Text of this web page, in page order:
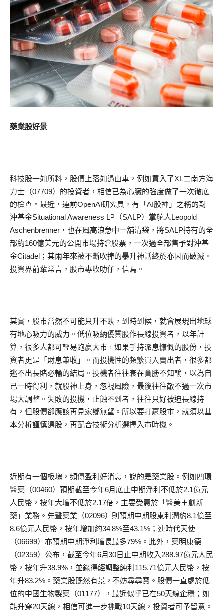
藥業股好景
科技股一如所料，股價上落如過山車，例如買入了XL二南方海
力士（07709）的投資者，相信已為心臟的強度做了一次徹底
的檢查。最近，連前OpenAI研究員，有「AI股神」之稱的對
沖基金Situational Awareness LP（SALP）掌舵人Leopold
Aschenbrenner，也在風高浪急中一舖清袋，將SALP持有的全
部約160億美元的公開市場持倉股票，一次過全部售予對沖基
金Citadel；其兩年來被不斷吹捧的暴升神話終於亦因而破滅。
投資界前輩常言，股市專收叻仔，信焉。
其實，股市當然不可能只升不跌，到時到候，就會展現出地球
有地心吸力的威力。低位吸納優質股作長線投資者，以年計
算，很多人都可輕易跑贏大市，如果手持派息慷慨的股份，投
資者更是「財息兼收」。而投機性的頻繁買入賣出者，很多都
逃不出長賭必輸的結局。投機者往往衰在貪勝不知輸，以為自
己一時得利，就股神上身，忽視風險，最後往往敵不過一次市
場大調整。失敗的投機，止蝕不到者，往往只好被迫長線持
有，但股價卻應該再見家鄉無望。所以要打贏股市，就須以基
本分析謹慎選股，再配合技術分析選擇入市時機。
近期有一個板塊，頻傳盈利好消息，說的是藥業股。例如四環
醫藥（00460）預期截至今年6月底止中期淨利不低於2.1億元
人民幣，按年大增不低於2.17倍，主要受惠於「醫美＋創新
藥」業務。先聲藥業（02096）則預期中期股東利潤約8.1億至
8.6億元人民幣，按年增加約34.8%至43.1%；連時代天使
（06699）亦預期中期淨利增長最多79%。此外，藥明康德
（02359）公布，截至今年6月30日止中期收入288.97億元人民
幣，按年升38.9%，並錄得經調整純利115.71億元人民幣，按
年升83.2%。藥業股既然有景，不妨尋尋寶。股價一直處於低
位的中國生物製藥（01177），最近似乎已在50天線企穩；如
能升穿20天線，相信可進一步挑戰10天線，投資者可予留意。